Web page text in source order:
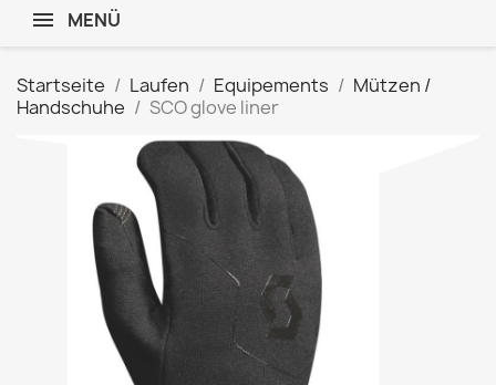
MENÜ
Startseite Laufen Equipements
Mützen /
Handschuhe
SCO glove liner